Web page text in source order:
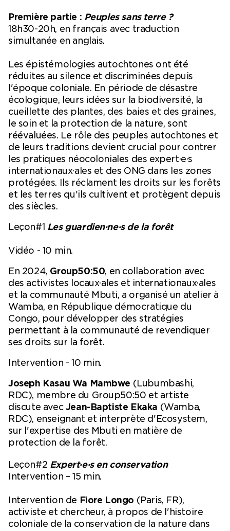
Première partie : Peuples sans terre ?
18h30-20h, en français avec traduction
simultanée en anglais.
Les épistémologies autochtones ont été
réduites au silence et discriminées depuis
l'époque coloniale. En période de désastre
écologique, leurs idées sur la biodiversité, la
cueillette des plantes, des baies et des graines,
le soin et la protection de la nature, sont
réévaluées. Le rôle des peuples autochtones et
de leurs traditions devient crucial pour contrer
les pratiques néocoloniales des expert·e·s
internationaux·ales et des ONG dans les zones
protégées. Ils réclament les droits sur les forêts
et les terres qu'ils cultivent et protègent depuis
des siècles.
Leçon#1 Les guardien·ne·s de la forêt
Vidéo - 10 min.
En 2024, Group50:50, en collaboration avec
des activistes locaux·ales et internationaux·ales
et la communauté Mbuti, a organisé un atelier à
Wamba, en République démocratique du
Congo, pour développer des stratégies
permettant à la communauté de revendiquer
ses droits sur la forêt.
Intervention - 10 min.
Joseph Kasau Wa Mambwe (Lubumbashi,
RDC), membre du Group50:50 et artiste
discute avec Jean-Baptiste Ekaka (Wamba,
RDC), enseignant et interprète d'Ecosystem,
sur l'expertise des Mbuti en matière de
protection de la forêt.
Leçon#2 Expert·e·s en conservation
Intervention – 15 min.
Intervention de Fiore Longo (Paris, FR),
activiste et chercheur, à propos de l'histoire
coloniale de la conservation de la nature dans